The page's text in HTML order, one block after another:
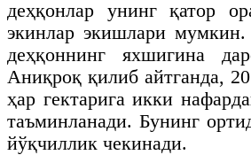
деҳқонлар унинг қатор
экинлар экишлари
деҳқоннинг яхшигина
Аниқроқ қилиб айтганда, 20
ҳар гектарига икки
таъминланади. Бунинг
йўқчиллик чекинади.